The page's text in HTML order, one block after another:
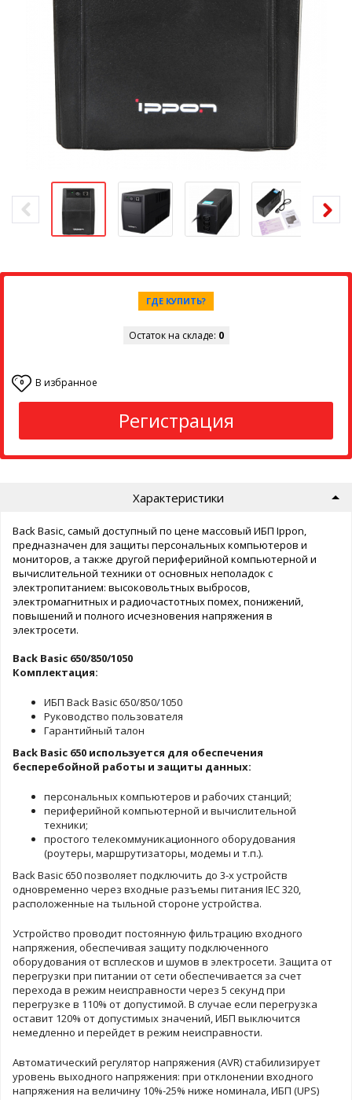
ГДЕ КУПИТЬ?
Остаток на складе: 0
0 В избранное
Регистрация
Характеристики
Back Basic, самый доступный по цене массовый ИБП Ippon,
предназначен для защиты персональных компьютеров и
мониторов, а также другой периферийной компьютерной и
вычислительной техники от основных неполадок с
электропитанием: высоковольтных выбросов,
электромагнитных и радиочастотных помех, понижений,
повышений и полного исчезновения напряжения в
электросети.
Back Basic 650/850/1050
Комплектация:
ИБП Back Basic 650/850/1050
Руководство пользователя
Гарантийный талон
Back Basic 650 используется для обеспечения
бесперебойной работы и защиты данных:
персональных компьютеров и рабочих станций;
периферийной компьютерной и вычислительной
техники;
простого телекоммуникационного оборудования
(роутеры, маршрутизаторы, модемы и т.п.).
Back Basic 650 позволяет подключить до 3-х устройств
одновременно через входные разъемы питания IEC 320,
расположенные на тыльной стороне устройства.
Устройство проводит постоянную фильтрацию входного
напряжения, обеспечивая защиту подключенного
оборудования от всплесков и шумов в электросети. Защита от
перегрузки при питании от сети обеспечивается за счет
перехода в режим неисправности через 5 секунд при
перегрузке в 110% от допустимой. В случае если перегрузка
оставит 120% от допустимых значений, ИБП выключится
немедленно и перейдет в режим неисправности.
Автоматический регулятор напряжения (AVR) стабилизирует
уровень выходного напряжения: при отклонении входного
напряжения на величину 10%-25% ниже номинала, ИБП (UPS)